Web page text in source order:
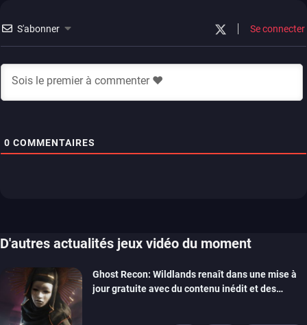
S'abonner Se connecter
0 COMMENTAIRES
D'autres actualités jeux vidéo du moment
Ghost Recon: Wildlands renaît dans une mise à
jour gratuite avec du contenu inédit et des